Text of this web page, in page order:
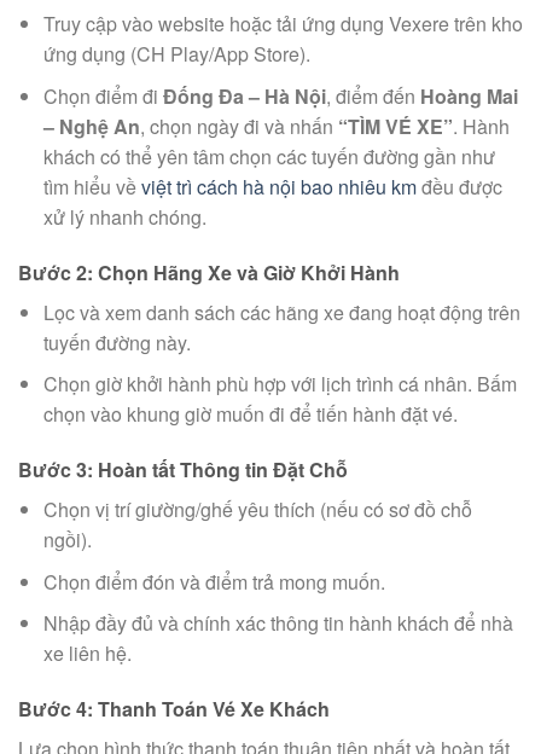
Truy cập vào website hoặc tải ứng dụng Vexere trên kho
ứng dụng (CH Play/App Store).
Chọn điểm đi Đống Đa – Hà Nội, điểm đến Hoàng Mai
– Nghệ An, chọn ngày đi và nhấn “TÌM VÉ XE”. Hành
khách có thể yên tâm chọn các tuyến đường gần như
tìm hiểu vềviệt trì cách hà nội bao nhiêu kmđều được
xử lý nhanh chóng.
Bước 2: Chọn Hãng Xe và Giờ Khởi Hành
Lọc và xem danh sách các hãng xe đang hoạt động trên
tuyến đường này.
Chọn giờ khởi hành phù hợp với lịch trình cá nhân. Bấm
chọn vào khung giờ muốn đi để tiến hành đặt vé.
Bước 3: Hoàn tất Thông tin Đặt Chỗ
Chọn vị trí giường/ghế yêu thích (nếu có sơ đồ chỗ
ngồi).
Chọn điểm đón và điểm trả mong muốn.
Nhập đầy đủ và chính xác thông tin hành khách để nhà
xe liên hệ.
Bước 4: Thanh Toán Vé Xe Khách